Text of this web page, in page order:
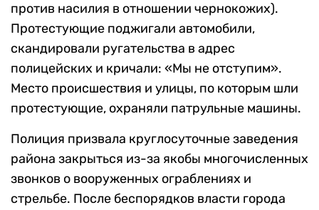
против насилия в отношении чернокожих).
Протестующие поджигали автомобили,
скандировали ругательства в адрес
полицейских и кричали: «Мы не отступим».
Место происшествия и улицы, по которым шли
протестующие, охраняли патрульные машины.
Полиция призвала круглосуточные заведения
района закрыться из-за якобы многочисленных
звонков о вооруженных ограблениях и
стрельбе. После беспорядков власти города